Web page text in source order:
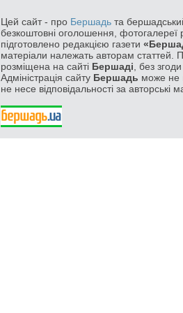
Цей сайт - про Бершадь та
безкоштовні оголошення, фотогалереї
підготовлено редакцією газети
матеріали належать авторам статтей.
розміщена на сайті Бершаді , без
Адміністрація сайту Бершадь може не
не несе відповідальності за авторські